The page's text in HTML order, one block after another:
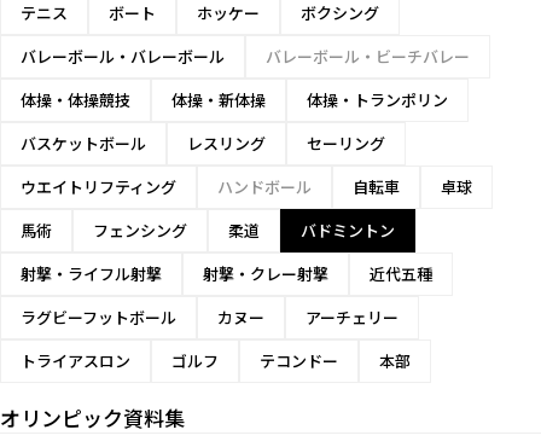
テニス
ボート ホッケー
ボクシング
バレーボール・バレーボール
バレーボール・ビーチバレー
体操・体操競技
体操・新体操
体操・トランポリン
バスケットボール
レスリング
セーリング
ウエイトリフティング
ハンドボール 自転車
卓球
馬術
フェンシング 柔道
バドミントン
射撃・ライフル射撃
射撃・クレー射撃
近代五種
ラグビーフットボール
カヌー
アーチェリー
トライアスロン
ゴルフ テコンドー 本部
オリンピック資料集